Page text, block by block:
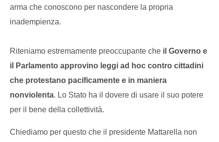
arma che conoscono per nascondere la propria
inadempienza.
Riteniamo estremamente preoccupante che il Governo e
il Parlamento approvino leggi ad hoc contro cittadini
che protestano pacificamente e in maniera
nonviolenta. Lo Stato ha il dovere di usare il suo potere
per il bene della collettività.
Chiediamo per questo che il presidente Mattarella non